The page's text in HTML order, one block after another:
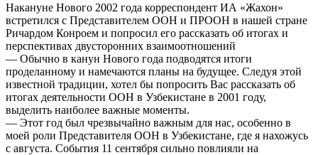
Накануне Нового 2002 года корреспондент ИА «Жахон»
встретился с Представителем ООН и ПРООН в нашей стране
Ричардом Конроем и попросил его рассказать об итогах и
перспективах двусторонних взаимоотношений
— Обычно в канун Нового года подводятся итоги
проделанному и намечаются планы на будущее. Следуя этой
известной традиции, хотел бы попросить Вас рассказать об
итогах деятельности ООН в Узбекистане в 2001 году,
выделить наиболее важные моменты.
— Этот год был чрезвычайно важным для нас, особенно в
моей роли Представителя ООН в Узбекистане, где я нахожусь
с августа. События 11 сентября сильно повлияли на